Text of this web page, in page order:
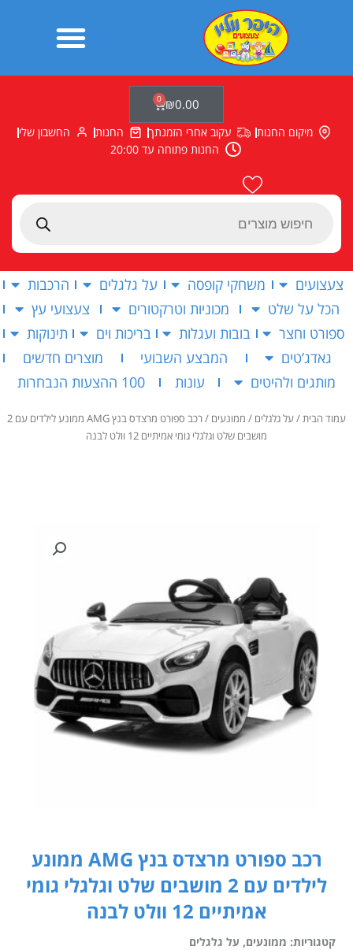
Products
₪0.00
0
עגלת
קניות
מיקום החנות עקוב אחרי הזמנתך החנות
החשבון שלי
החנות פתוחה עד 20:00
צעצועים משחקי קופסה על גלגלים
הרכבות
הכל על שלט
מכוניות וטרקטורים
צעצועי עץ
ספורט וחצר
בובות ועגלות בריכות וים
תינוקות
גאדג’טים
המבצע השבועי
מוצרים חדשים
מותגים ולהיטים
עונות 100 ההצעות הנבחרות
עמוד הבית/על גלגלים / ממונעים
/ רכב ספורט מרצדס בנץ AMG ממונע לילדים עם 2
מושבים שלט וגלגלי גומי אמיתיים 12 וולט לבנה
רכב ספורט מרצדס בנץ AMG ממונע
לילדים עם 2 מושבים שלט וגלגלי גומי
אמיתיים 12 וולט לבנה
קטגוריות: ממונעים, על גלגלים